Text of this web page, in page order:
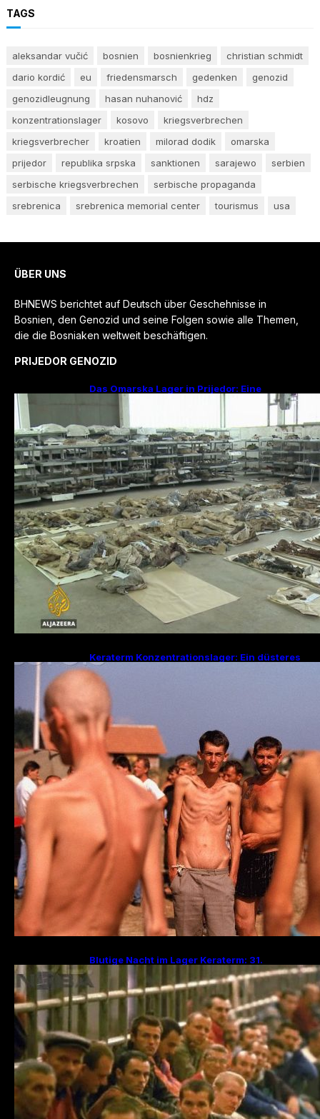
TAGS
aleksandar vučić bosnien bosnienkrieg
christian schmidt
dario kordić
eu friedensmarsch gedenken
genozid
genozidleugnung
hasan nuhanović
hdz
konzentrationslager
kosovo
kriegsverbrechen
kriegsverbrecher
kroatien milorad dodik
omarska
prijedor
republika srpska sanktionen sarajewo
serbien
serbische kriegsverbrechen
serbische propaganda
srebrenica
srebrenica memorial center tourismus usa
ÜBER UNS
BHNEWS berichtet auf Deutsch über Geschehnisse in
Bosnien, den Genozid und seine Folgen sowie alle Themen,
die die Bosniaken weltweit beschäftigen.
PRIJEDOR GENOZID
Das Omarska Lager in Prijedor: Eine
Todesfabrik ohne Krieg
Keraterm Konzentrationslager: Ein düsteres
Kapitel des Bosnienkrieges und serbische
Kriegsverbrechen
Blutige Nacht im Lager Keraterm: 31.
Jahrestag des Massakers mit 200
Hinrichtungen!